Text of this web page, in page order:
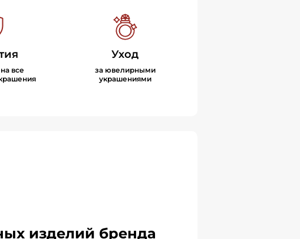
все
Уход
за ювелирными
украшениями
изделий бренда